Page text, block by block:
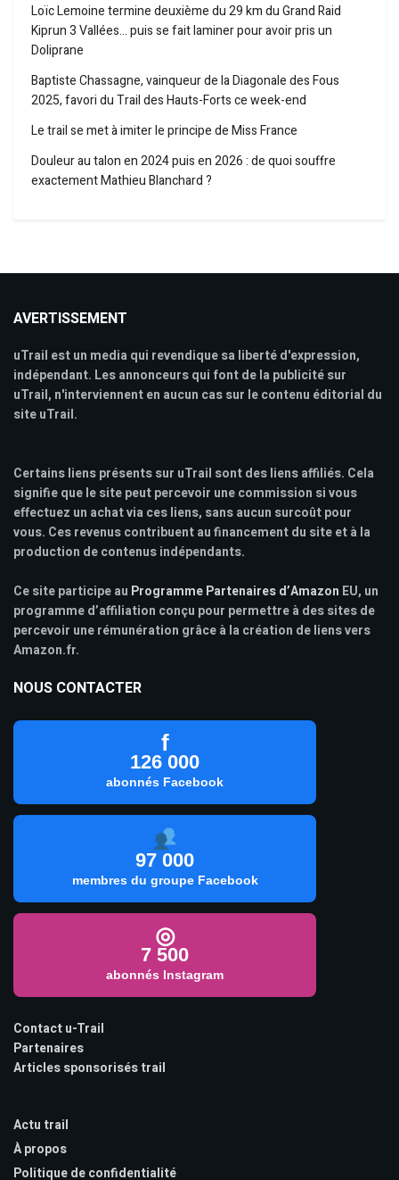
Loïc Lemoine termine deuxième du 29 km du Grand Raid
Kiprun 3 Vallées… puis se fait laminer pour avoir pris un
Doliprane
Baptiste Chassagne, vainqueur de la Diagonale des Fous
2025, favori du Trail des Hauts-Forts ce week-end
Le trail se met à imiter le principe de Miss France
Douleur au talon en 2024 puis en 2026 : de quoi souffre
exactement Mathieu Blanchard ?
AVERTISSEMENT
uTrail est un media qui revendique sa liberté d'expression,
indépendant. Les annonceurs qui font de la publicité sur
uTrail, n'interviennent en aucun cas sur le contenu éditorial du
site uTrail.
Certains liens présents sur uTrail sont des liens affiliés. Cela
signifie que le site peut percevoir une commission si vous
effectuez un achat via ces liens, sans aucun surcoût pour
vous. Ces revenus contribuent au financement du site et à la
production de contenus indépendants.
Ce site participe au Programme Partenaires d’Amazon EU, un
programme d’affiliation conçu pour permettre à des sites de
percevoir une rémunération grâce à la création de liens vers
Amazon.fr.
NOUS CONTACTER
f
126 000
abonnés Facebook
97 000
membres du groupe Facebook
◎
7 500
abonnés Instagram
Contact u-Trail
Partenaires
Articles sponsorisés trail
Actu trail
À propos
Politique de confidentialité